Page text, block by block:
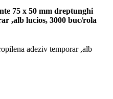
75 x 50 mm dreptunghi
,alb lucios, 3000 buc/rola
adeziv temporar ,alb